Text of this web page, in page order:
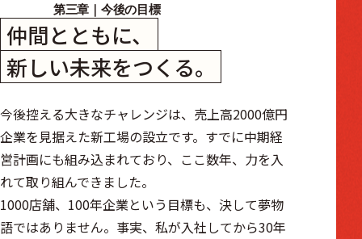
第三章｜今後の目標
仲間とともに、
新しい未来をつくる。
今後控える大きなチャレンジは、売上高2000億円
企業を見据えた新工場の設立です。すでに中期経
営計画にも組み込まれており、ここ数年、力を入
れて取り組んできました。
1000店舗、100年企業という目標も、決して夢物
語ではありません。事実、私が入社してから30年